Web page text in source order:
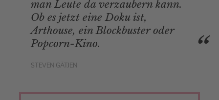
man Leute da verzaubern kann.
Ob es jetzt eine Doku ist,
Arthouse, ein Blockbuster oder
Popcorn-Kino.
STEVEN GÄTJEN